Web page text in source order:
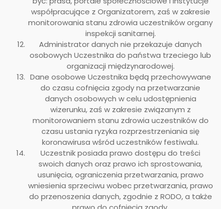
współpracujące z Organizatorem, zaś w zakresie
monitorowania stanu zdrowia uczestników organy
inspekcji sanitarnej.
Administrator danych nie przekazuje danych
osobowych Uczestnika do państwa trzeciego lub
organizacji międzynarodowej.
Dane osobowe Uczestnika będą przechowywane
do czasu cofnięcia zgody na przetwarzanie
danych osobowych w celu udostępnienia
wizerunku, zaś w zakresie związanym z
monitorowaniem stanu zdrowia uczestników do
czasu ustania ryzyka rozprzestrzeniania się
koronawirusa wśród uczestników festiwalu.
Uczestnik posiada prawo dostępu do treści
swoich danych oraz prawo ich sprostowania,
usunięcia, ograniczenia przetwarzania, prawo
wniesienia sprzeciwu wobec przetwarzania, prawo
do przenoszenia danych, zgodnie z RODO, a także